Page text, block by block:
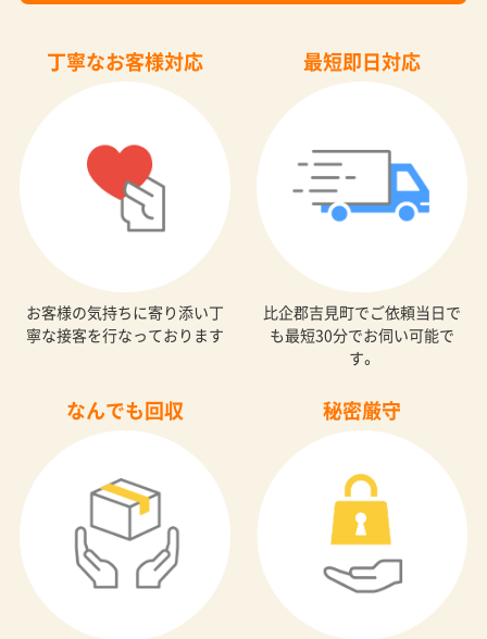
丁寧なお客様対応
お客様の気持ちに寄り添い丁
寧な接客を行なっております
最短即日対応
比企郡吉見町でご依頼当日で
も最短30分でお伺い可能で
す。
なんでも回収 秘密厳守